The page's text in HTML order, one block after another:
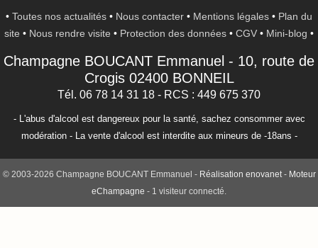
• Toutes nos actualités • Nous contacter • Mentions légales • Plan du
site • Nous rendre visite • Protection des données • CGV • Mini-blog •
Champagne BOUCANT Emmanuel - 10, route de
Crogis 02400 BONNEIL
Tél. 06 78 14 31 18 - RCS : 449 675 370
- L'abus d'alcool est dangereux pour la santé, sachez consommer avec
modération - La vente d'alcool est interdite aux mineurs de -18ans -
© 2003-2026 Champagne BOUCANT Emmanuel - Réalisation enovanet- Moteur
eChampagne - 1 visiteur connecté.